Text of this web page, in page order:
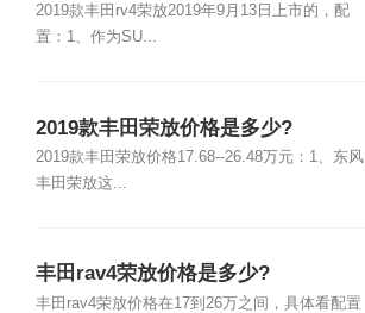
2019款丰田rv4荣放2019年9月13日上市的，配
置：1、作为SU...
2019款丰田荣放价格是多少?
2019款丰田荣放价格17.68--26.48万元：1、东风
丰田荣放这...
丰田rav4荣放价格是多少?
丰田rav4荣放价格在17到26万之间，具体看配置